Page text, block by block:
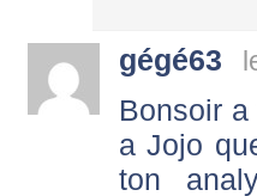
gégé63
Bonsoir
a Jojo
ton